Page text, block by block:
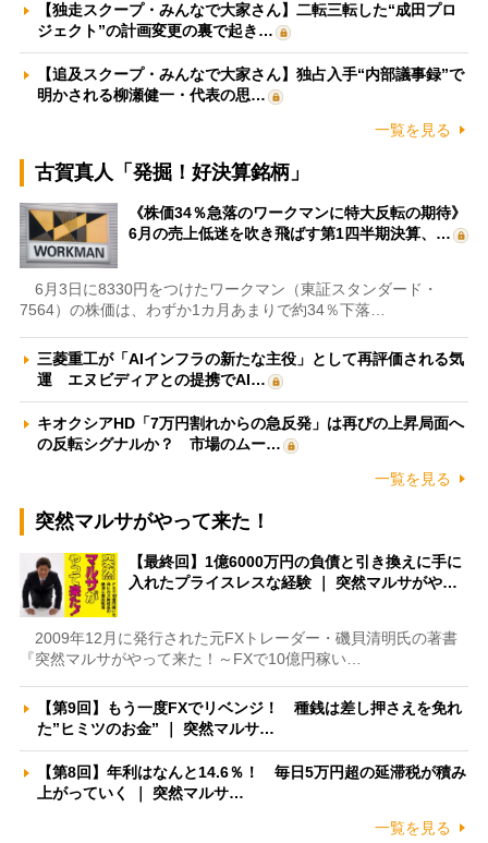
【独走スクープ・みんなで大家さん】二転三転した“成田プロ
ジェクト”の計画変更の裏で起き…
【追及スクープ・みんなで大家さん】独占入手“内部議事録”で
明かされる柳瀬健一・代表の思…
一覧を見る
古賀真人「発掘！好決算銘柄」
《株価34％急落のワークマンに特大反転の期待》
6月の売上低迷を吹き飛ばす第1四半期決算、…
6月3日に8330円をつけたワークマン（東証スタンダード・
7564）の株価は、わずか1カ月あまりで約34％下落…
三菱重工が「AIインフラの新たな主役」として再評価される気
運 エヌビディアとの提携でAI…
キオクシアHD「7万円割れからの急反発」は再びの上昇局面へ
の反転シグナルか？ 市場のムー…
一覧を見る
突然マルサがやって来た！
【最終回】1億6000万円の負債と引き換えに手に
入れたプライスレスな経験 ｜ 突然マルサがや…
2009年12月に発行された元FXトレーダー・磯貝清明氏の著書
『突然マルサがやって来た！～FXで10億円稼い…
【第9回】もう一度FXでリベンジ！ 種銭は差し押さえを免れ
た”ヒミツのお金” ｜ 突然マルサ…
【第8回】年利はなんと14.6％！ 毎日5万円超の延滞税が積み
上がっていく ｜ 突然マルサ…
一覧を見る